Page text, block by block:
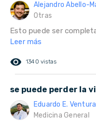
Alejandro Abello-
Otras
Esto puede ser
Leer más
remove_red_eye 1340 vistas
se puede perder la
Eduardo E.
Medicina General